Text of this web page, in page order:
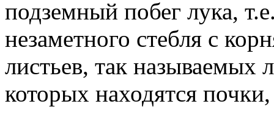
подземный побег лука,
незаметного стебля с
листьев, так называемых
которых находятся